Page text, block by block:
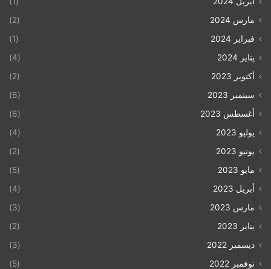
مارس 2024
(2)
فبراير 2024
(1)
يناير 2024
(4)
أكتوبر 2023
(2)
سبتمبر 2023
(6)
أغسطس 2023
(6)
يوليو 2023
(4)
يونيو 2023
(2)
مايو 2023
(5)
أبريل 2023
(4)
مارس 2023
(3)
يناير 2023
(2)
ديسمبر 2022
(3)
نوفمبر 2022
(5)